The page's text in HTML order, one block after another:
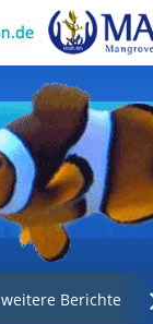
weitere Berichte